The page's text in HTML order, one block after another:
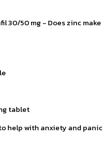
30/50 mg - Does zinc make
tablet
help with anxiety and panic